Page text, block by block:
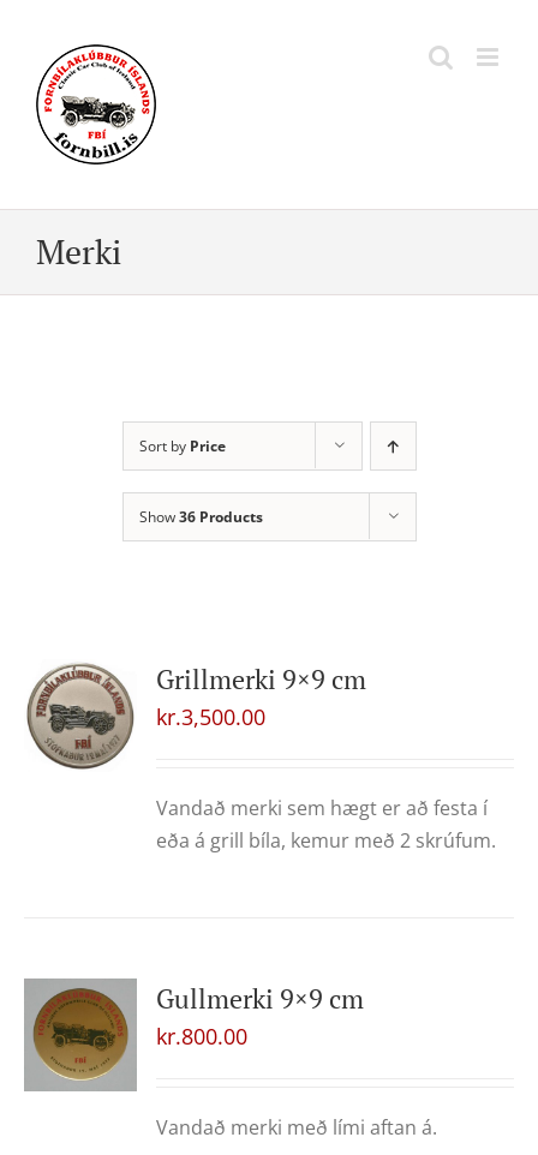
content
Merki
Sort by Price
Show36 Products
Grillmerki 9×9 cm
kr.3,500.00
Vandað merki sem hægt er að festa í
eða á grill bíla, kemur með 2 skrúfum.
Gullmerki 9×9 cm
kr.800.00
Vandað merki með lími aftan á.